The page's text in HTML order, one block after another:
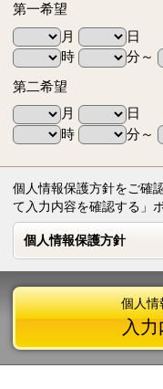
第一希望
月
日
時
分～
第二希望
月
日
時
分～
個人情報保護方針をご確
て入力内容を確認する」
個人情報保護方針
個人情報保護方針
個人情
入